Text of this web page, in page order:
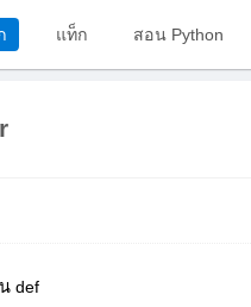
แท็ก สอน Python
def